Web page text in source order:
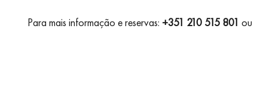
Para mais informação e reservas: +351 210 515 801 ou